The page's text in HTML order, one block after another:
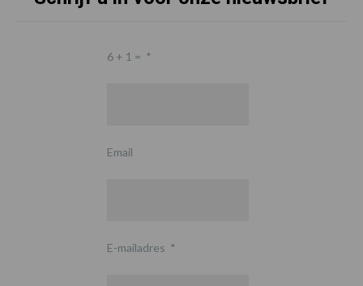
6 + 1 = *
Email
E-mailadres *